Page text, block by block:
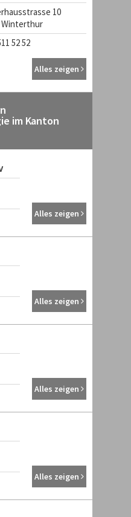
10
Winterthur
52 52
Alles zeigen
im Kanton
Alles zeigen
Alles zeigen
Alles zeigen
Alles zeigen